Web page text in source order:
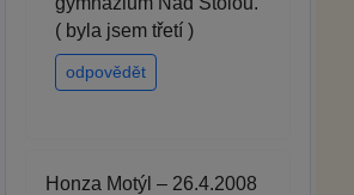
( byla jsem třetí )
odpovědět
Honza Motýl – 26.4.2008